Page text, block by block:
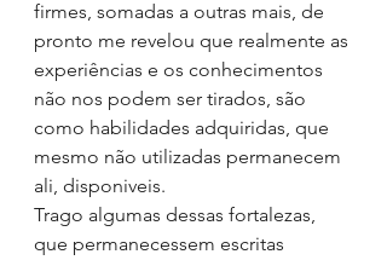
firmes, somadas a outras mais, de
pronto me revelou que realmente as
experiências e os conhecimentos
não nos podem ser tirados, são
como habilidades adquiridas, que
mesmo não utilizadas permanecem
ali, disponiveis.
Trago algumas dessas fortalezas,
que permanecessem escritas